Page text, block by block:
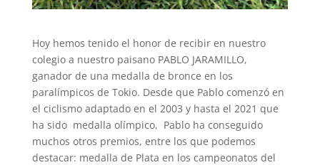
Hoy hemos tenido el honor de recibir en nuestro
colegio a nuestro paisano PABLO JARAMILLO,
ganador de una medalla de bronce en los
paralímpicos de Tokio. Desde que Pablo comenzó en
el ciclismo adaptado en el 2003 y hasta el 2021 que
ha sido medalla olímpico, Pablo ha conseguido
muchos otros premios, entre los que podemos
destacar: medalla de Plata en los campeonatos del